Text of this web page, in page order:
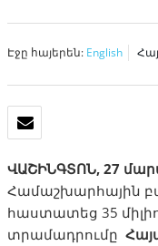
Էջը հայերեն: English
ՎԱՇԻՆԳՏՈՆ, 27
Համաշխարհային
հաստատեց 35
տրամադրումը